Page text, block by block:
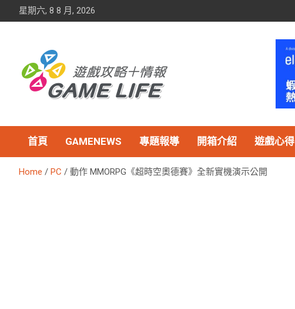
星期六, 8 8 月, 2026
首頁 GAMENEWS 專題報導 開箱介紹 遊戲心得
Home PC 動作 MMORPG《超時空奧德賽》全新實機演示公開